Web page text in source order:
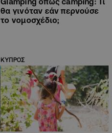
θα γινόταν εάν περνούσε
το νομοσχέδιο;
ΚΥΠΡΟΣ